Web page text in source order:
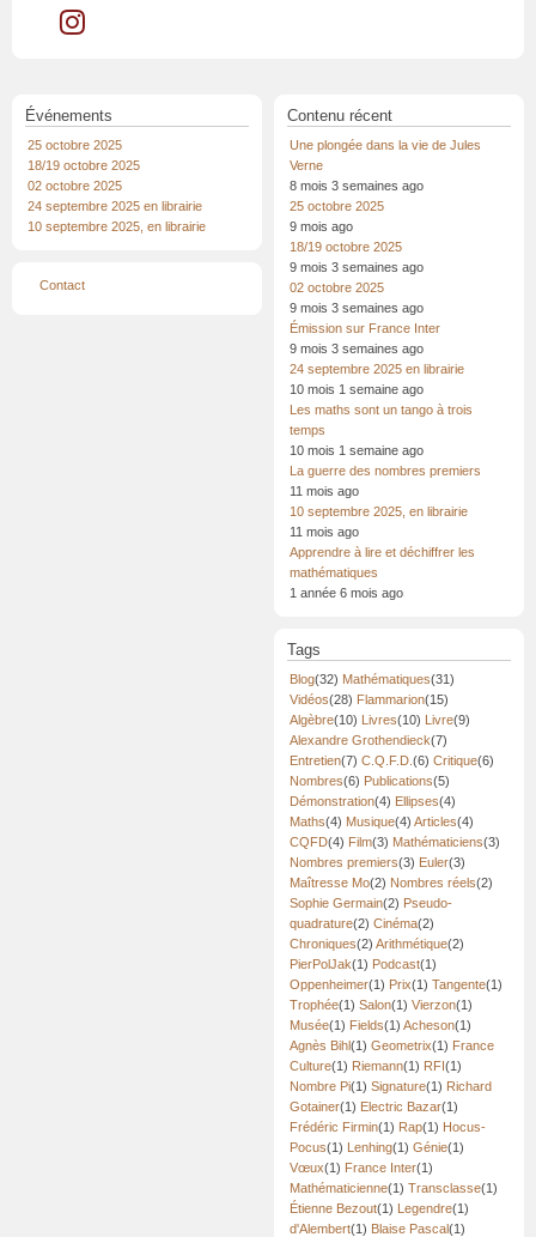
Événements
25 octobre 2025
18/19 octobre 2025
02 octobre 2025
24 septembre 2025 en librairie
10 septembre 2025, en librairie
Menu
Contact
Contenu récent
Une plongée dans la vie de Jules
Verne
8 mois 3 semaines ago
25 octobre 2025
9 mois ago
18/19 octobre 2025
9 mois 3 semaines ago
02 octobre 2025
9 mois 3 semaines ago
Émission sur France Inter
9 mois 3 semaines ago
24 septembre 2025 en librairie
10 mois 1 semaine ago
Les maths sont un tango à trois
temps
10 mois 1 semaine ago
La guerre des nombres premiers
11 mois ago
10 septembre 2025, en librairie
11 mois ago
Apprendre à lire et déchiffrer les
mathématiques
1 année 6 mois ago
Tags
Blog(32) Mathématiques(31)
Vidéos(28) Flammarion(15)
Algèbre(10) Livres(10) Livre(9)
Alexandre Grothendieck(7)
Entretien(7) C.Q.F.D. (6) Critique(6)
Nombres(6) Publications(5)
Démonstration(4) Ellipses(4)
Maths(4) Musique(4) Articles(4)
CQFD(4) Film(3) Mathématiciens(3)
Nombres premiers(3) Euler(3)
Maîtresse Mo(2) Nombres réels(2)
Sophie Germain(2) Pseudo-
quadrature(2) Cinéma(2)
Chroniques(2) Arithmétique(2)
PierPolJak(1) Podcast(1)
Oppenheimer(1) Prix(1) Tangente(1)
Trophée(1) Salon(1) Vierzon(1)
Musée(1) Fields(1) Acheson(1)
Agnès Bihl(1) Geometrix(1) France
Culture(1) Riemann(1) RFI(1)
Nombre Pi(1) Signature(1) Richard
Gotainer(1) Electric Bazar(1)
Frédéric Firmin(1) Rap(1) Hocus-
Pocus(1) Lenhing(1) Génie(1)
Vœux(1) France Inter(1)
Mathématicienne(1) Transclasse(1)
Étienne Bezout(1) Legendre(1)
d'Alembert(1) Blaise Pascal(1)